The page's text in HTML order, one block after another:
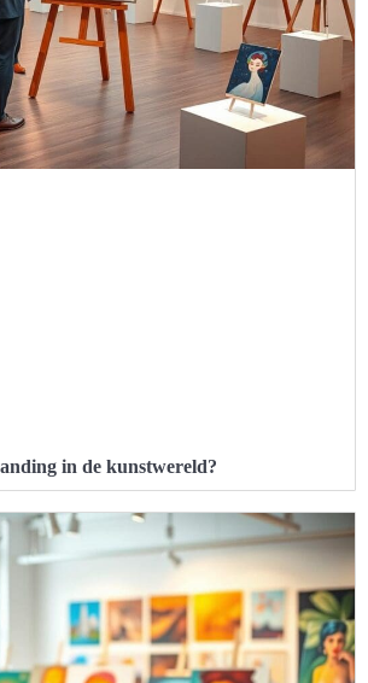
in de kunstwereld?